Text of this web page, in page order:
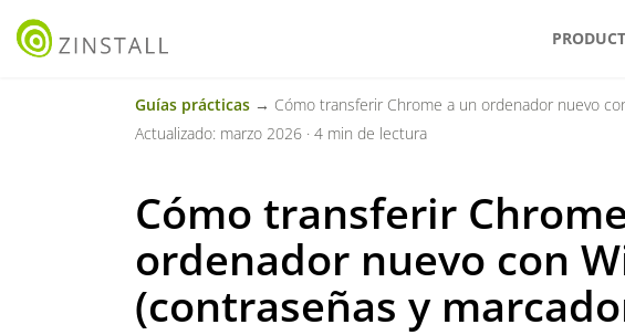
Guías prácticas → Cómo transferir Chrome a un ordenador nuevo con
Actualizado: marzo 2026 · 4 min de lectura
Cómo transferir
ordenador nuevo con
(contraseñas y